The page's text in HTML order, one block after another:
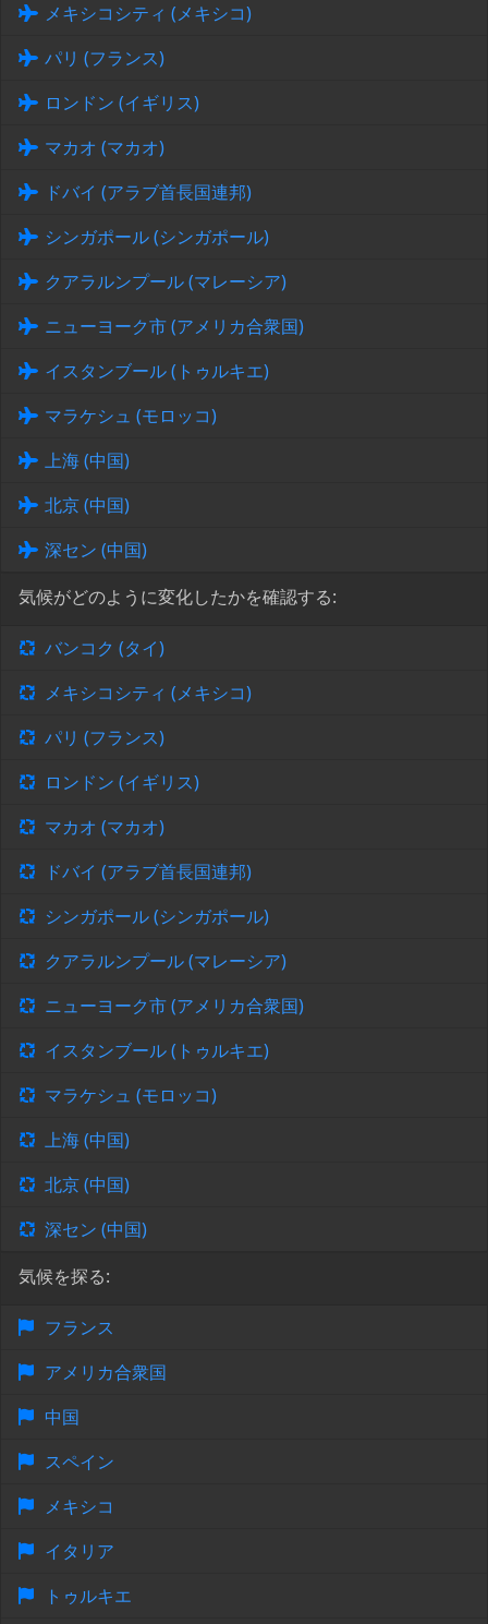
メキシコシティ (メキシコ)
パリ (フランス)
ロンドン (イギリス)
マカオ (マカオ)
ドバイ (アラブ首長国連邦)
シンガポール (シンガポール)
クアラルンプール (マレーシア)
ニューヨーク市 (アメリカ合衆国)
イスタンブール (トゥルキエ)
マラケシュ (モロッコ)
上海 (中国)
北京 (中国)
深セン (中国)
気候がどのように変化したかを確認する:
バンコク (タイ)
メキシコシティ (メキシコ)
パリ (フランス)
ロンドン (イギリス)
マカオ (マカオ)
ドバイ (アラブ首長国連邦)
シンガポール (シンガポール)
クアラルンプール (マレーシア)
ニューヨーク市 (アメリカ合衆国)
イスタンブール (トゥルキエ)
マラケシュ (モロッコ)
上海 (中国)
北京 (中国)
深セン (中国)
気候を探る:
フランス
アメリカ合衆国
中国
スペイン
メキシコ
イタリア
トゥルキエ